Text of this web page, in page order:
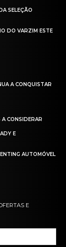
SELEÇÃO
DO VARZIM ESTE
A CONQUISTAR
CONSIDERAR
E
AUTOMÓVEL
E